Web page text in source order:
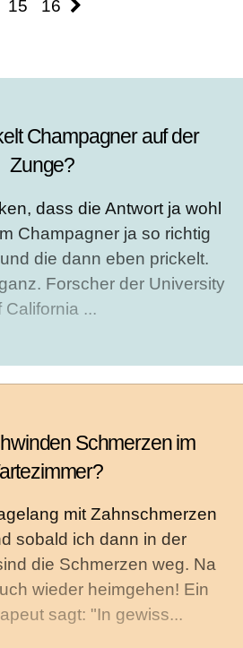
15
16
Champagner auf der
Zunge?
dass die Antwort ja wohl
Champagner ja so richtig
die dann eben prickelt.
Forscher der University
California ...
Schmerzen im
mit Zahnschmerzen
sobald ich dann in der
die Schmerzen weg. Na
wieder heimgehen! Ein
sagt: "In gewiss...